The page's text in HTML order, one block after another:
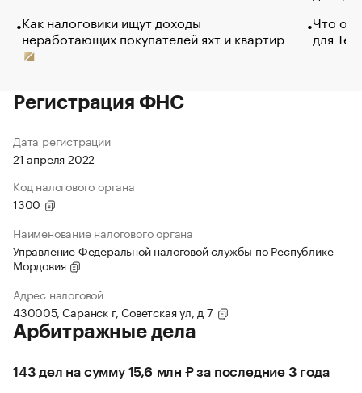
Как налоговики ищут доходы
неработающих покупателей яхт и квартир
Что
для
Регистрация ФНС
Дата регистрации
21 апреля 2022
Код налогового органа
1300
Наименование налогового органа
Управление Федеральной налоговой службы по Республике
Мордовия
Адрес налоговой
430005, Саранск г, Советская ул, д 7
Арбитражные дела
143 дел на сумму 15,6 млн ₽ за последние 3 года